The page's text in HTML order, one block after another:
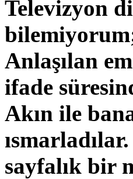
Televizyon
Anlaşılan
ifade
Akın ile
sayfalık bir